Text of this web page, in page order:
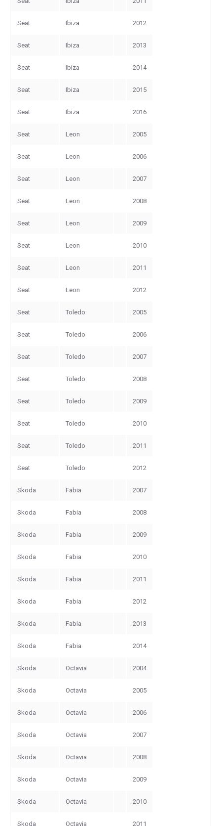
Seat Ibiza 2012
Seat Ibiza 2013
Seat Ibiza 2014
Seat Ibiza 2015
Seat Ibiza 2016
Seat Leon 2005
Seat Leon 2006
Seat Leon 2007
Seat Leon 2008
Seat Leon 2009
Seat Leon 2010
Seat Leon 2011
Seat Leon 2012
Seat Toledo 2005
Seat Toledo 2006
Seat Toledo 2007
Seat Toledo 2008
Seat Toledo 2009
Seat Toledo 2010
Seat Toledo 2011
Seat Toledo 2012
Skoda Fabia 2007
Skoda Fabia 2008
Skoda Fabia 2009
Skoda Fabia 2010
Skoda Fabia 2011
Skoda Fabia 2012
Skoda Fabia 2013
Skoda Fabia 2014
Skoda Octavia 2004
Skoda Octavia 2005
Skoda Octavia 2006
Skoda Octavia 2007
Skoda Octavia 2008
Skoda Octavia 2009
Skoda Octavia 2010
Skoda Octavia 2011